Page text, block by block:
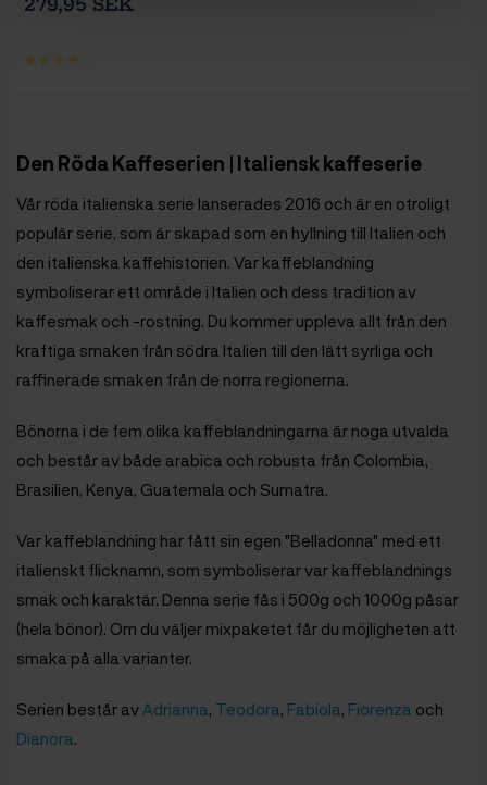
Den Röda Kaffeserien | Italiensk kaffeserie
Vår röda italienska serie lanserades 2016 och är en otroligt
populär serie, som är skapad som en hyllning till Italien och
den italienska kaffehistorien. Var kaffeblandning
symboliserar ett område i Italien och dess tradition av
kaffesmak och -rostning. Du kommer uppleva allt från den
kraftiga smaken från södra Italien till den lätt syrliga och
raffinerade smaken från de norra regionerna.
Bönorna i de fem olika kaffeblandningarna är noga utvalda
och består av både arabica och robusta från Colombia,
Brasilien, Kenya, Guatemala och Sumatra.
Var kaffeblandning har fått sin egen "Belladonna" med ett
italienskt flicknamn, som symboliserar var kaffeblandnings
smak och karaktär. Denna serie fås i 500g och 1000g påsar
(hela bönor). Om du väljer mixpaketet får du möjligheten att
smaka på alla varianter.
Serien består avAdrianna, Teodora, Fabiola, Fiorenza och
Dianora.